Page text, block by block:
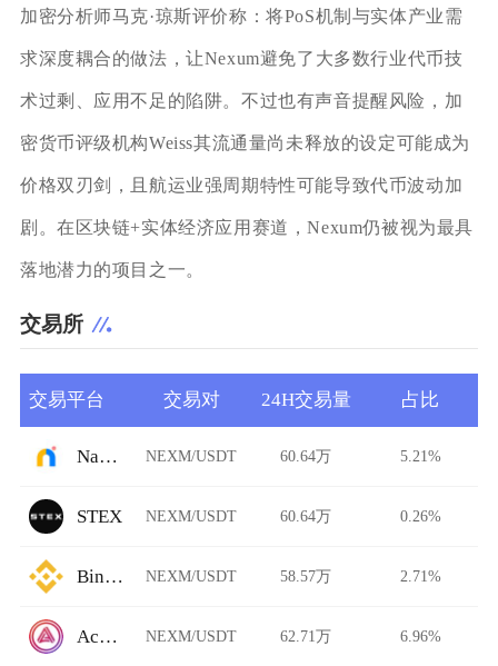
加密分析师马克·琼斯评价称：将PoS机制与实体产业需
求深度耦合的做法，让Nexum避免了大多数行业代币技
术过剩、应用不足的陷阱。不过也有声音提醒风险，加
密货币评级机构Weiss其流通量尚未释放的设定可能成为
价格双刃剑，且航运业强周期特性可能导致代币波动加
剧。在区块链+实体经济应用赛道，Nexum仍被视为最具
落地潜力的项目之一。
交易所
交易平台 交易对 24H交易量 占比
Namebase NEXM/USDT 60.64万 5.21%
STEX NEXM/USDT 60.64万 0.26%
Binance NEXM/USDT 58.57万 2.71%
Acala Swap NEXM/USDT 62.71万 6.96%